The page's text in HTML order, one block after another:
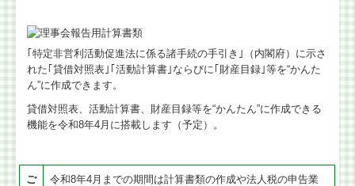
｢特定非営利活動促進法に係る諸手続の手引き｣（内閣府）に示さ
れた｢貸借対照表｣｢活動計算書｣ならびに｢財産目録｣等を“かんた
ん”に作成できます。
貸借対照表、活動計算書、財産目録等を“かんたん”に作成できる
機能を令和8年4月に搭載します（予定）。
ご
令和8年4月までの期間は計算書類の作成や法人税の申告業